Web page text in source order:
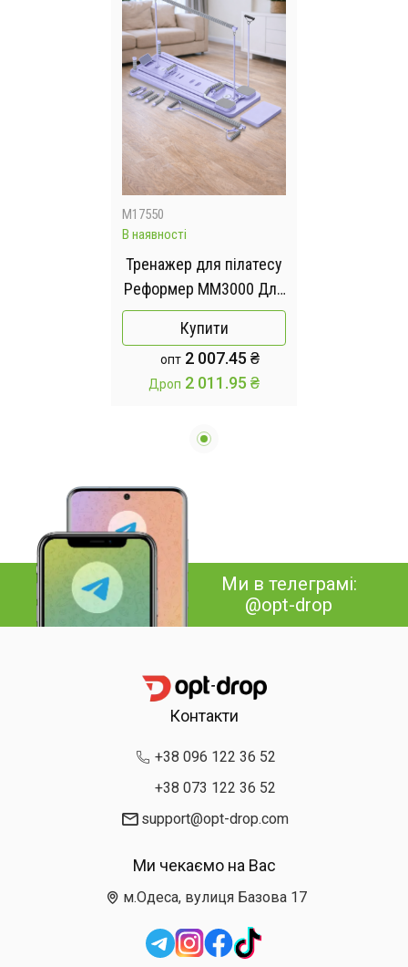
M17550
В наявності
Тренажер для пілатесу
Реформер MM3000 Для
преса/ніг/присідання, з
гумками Фіолетовий
Купити
опт 2 007.45 ₴
Дроп 2 011.95 ₴
Ми в телеграмі:
@opt-drop
Контакти
+38 096 122 36 52
+38 073 122 36 52
support@opt-drop.com
Ми чекаємо на Вас
м.Одеса, вулиця Базова 17